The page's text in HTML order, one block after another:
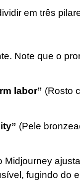
em três
Note que o
labor” (Rosto
(Pele
Midjourney
fugindo do